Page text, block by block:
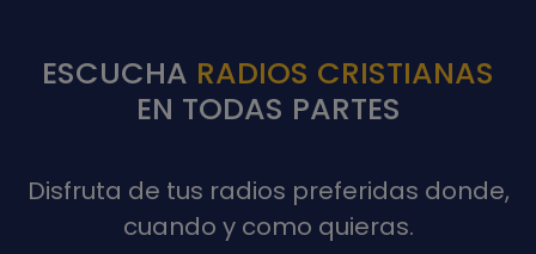
ESCUCHA RADIOS CRISTIANAS
EN TODAS PARTES
Disfruta de tus radios preferidas donde,
cuando y como quieras.